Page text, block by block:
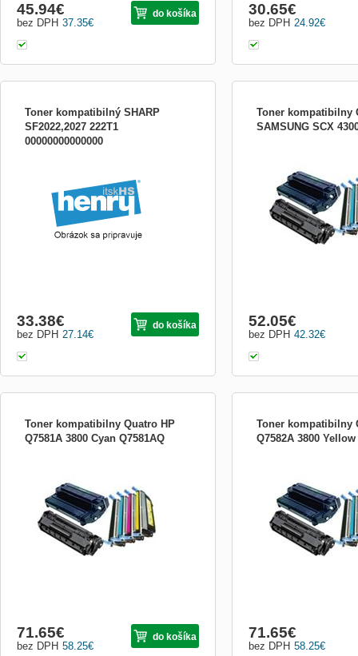
37.35€
bez DPH
45.94€ do košíka
24.92€
bez DPH
30.65€
Toner kompatibilný SHARP
SF2022,2027 222T1
00000000000000
27.14€
bez DPH
33.38€ do košíka
Toner kompatibilny
SAMSUNG SCX
42.32€
bez DPH
52.05€
Toner kompatibilny Quatro HP
Q7581A 3800 Cyan Q7581AQ
58.25€
bez DPH
71.65€ do košíka
Toner kompatibilny
Q7582A 3800 Yellow
58.25€
bez DPH
71.65€